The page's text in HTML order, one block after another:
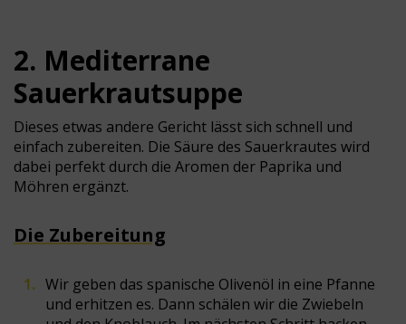
2. Mediterrane
Sauerkrautsuppe
Dieses etwas andere Gericht lässt sich schnell und
einfach zubereiten. Die Säure des Sauerkrautes wird
dabei perfekt durch die Aromen der Paprika und
Möhren ergänzt.
Die Zubereitung
Wir geben das spanische Olivenöl in eine Pfanne
und erhitzen es. Dann schälen wir die Zwiebeln